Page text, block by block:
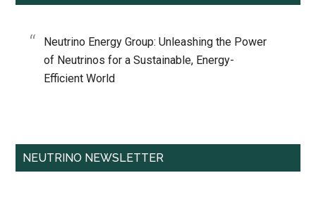
Neutrino Energy Group: Unleashing the Power
of Neutrinos for a Sustainable, Energy-
Efficient World
NEUTRINO NEWSLETTER